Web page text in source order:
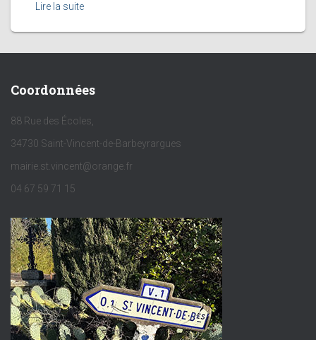
Lire la suite
Coordonnées
88 Rue des Écoles,
34730 Saint-Vincent-de-Barbeyrargues
mairie.st.vincent@orange.fr
04 67 59 71 15